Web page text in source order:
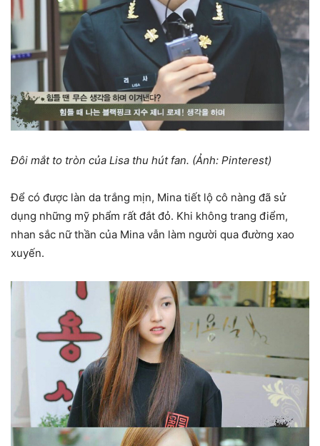
Đôi mắt to tròn của Lisa thu hút fan. (Ảnh: Pinterest)
Để có được làn da trắng mịn, Mina tiết lộ cô nàng đã sử
dụng những mỹ phẩm rất đắt đỏ. Khi không trang điểm,
nhan sắc nữ thần của Mina vẫn làm người qua đường xao
xuyến.